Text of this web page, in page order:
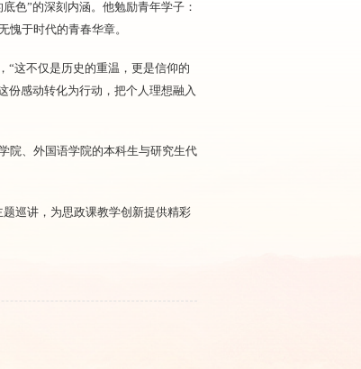
色”的深刻内涵。他勉励青年学子：
愧于时代的青春华章。
“这不仅是历史的重温，更是信仰的
份感动转化为行动，把个人理想融入
院、外国语学院的本科生与研究生代
巡讲，为思政课教学创新提供精彩